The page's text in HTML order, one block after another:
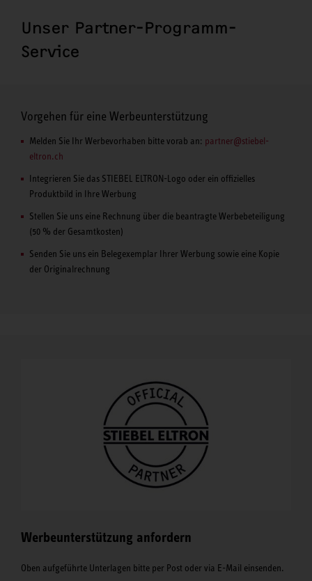
Unser Partner-Programm-
Service
Vorgehen für eine Werbeunterstützung
Melden Sie Ihr Werbevorhaben bitte vorab an: partner@stiebel-
eltron.ch
Integrieren Sie das STIEBEL ELTRON-Logo oder ein offizielles
Produktbild in Ihre Werbung
Stellen Sie uns eine Rechnung über die beantragte Werbebeteiligung
(50 % der Gesamtkosten)
Senden Sie uns ein Belegexemplar Ihrer Werbung sowie eine Kopie
der Originalrechnung
Werbeunterstützung anfordern
Oben aufgeführte Unterlagen bitte per Post oder via E-Mail einsenden.